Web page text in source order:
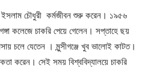
চৌধুরী কর্মজীবন শুরু করেন। ১৯৫৬
কলেজে চাকরি পেয়ে গেলেন। সপ্তাহে ছয়
চলে যেতেন । মুন্সীগঞ্জে খুব ভালোই কাটত।
করেন। সেই সময় বিশ্ববিদ্যালয়ে চাকরি